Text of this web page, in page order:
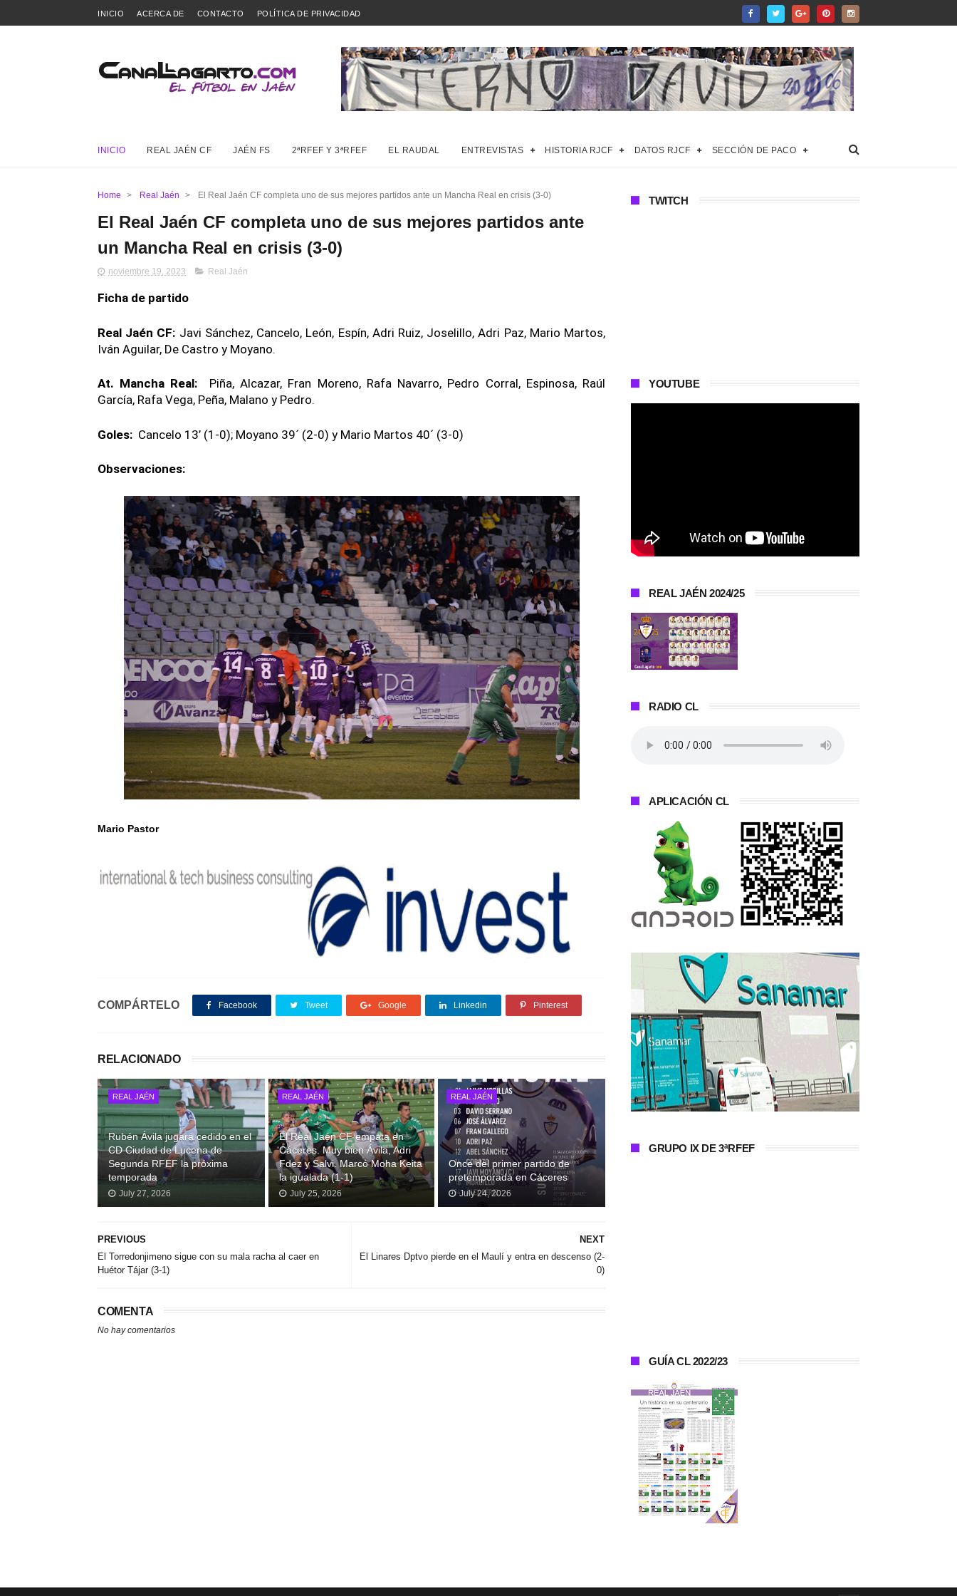
INICIO ACERCA DE CONTACTO POLÍTICA DE PRIVACIDAD
INICIO REAL JAÉN CF JAÉN FS 2ªRFEF Y 3ªRFEF EL RAUDAL ENTREVISTAS HISTORIA RJCF DATOS RJCF SECCIÓN DE PACO
Home > Real Jaén > El Real Jaén CF completa uno de sus mejores partidos ante un Mancha Real en crisis (3-0)
El Real Jaén CF completa uno de sus mejores partidos ante
un Mancha Real en crisis (3-0)
noviembre 19, 2023 Real Jaén
Ficha de partido
Real Jaén CF: Javi Sánchez, Cancelo, León, Espín, Adri Ruiz, Joselillo, Adri Paz, Mario Martos,
Iván Aguilar, De Castro y Moyano.
At. Mancha Real:
Piña, Alcazar, Fran Moreno, Rafa Navarro, Pedro Corral, Espinosa, Raúl
García, Rafa Vega, Peña, Malano y Pedro.
Goles: Cancelo 13’ (1-0); Moyano 39´ (2-0) y Mario Martos 40´ (3-0)
Observaciones:
Mario Pastor
COMPÁRTELO Facebook Tweet Google Linkedin Pinterest
RELACIONADO
REAL JAÉN
Rubén Ávila jugará cedido en el
CD Ciudad de Lucena de
Segunda RFEF la próxima
temporada
July 27, 2026
REAL JAÉN
El Real Jaén CF empata en
Cáceres. Muy bien Ávila, Adri
Fdez y Salvi. Marcó Moha Keita
la igualada (1-1)
July 25, 2026
REAL JAÉN
Once del primer partido de
pretemporada en Cáceres
July 24, 2026
NEXT
El Linares Dptvo pierde en el Maulí y entra en descenso (2-
0)
PREVIOUS
El Torredonjimeno sigue con su mala racha al caer en
Huétor Tájar (3-1)
COMENTA
No hay comentarios
TWITCH
YOUTUBE
REAL JAÉN 2024/25
RADIO CL
APLICACIÓN CL
GRUPO IX DE 3ªRFEF
GUÍA CL 2022/23